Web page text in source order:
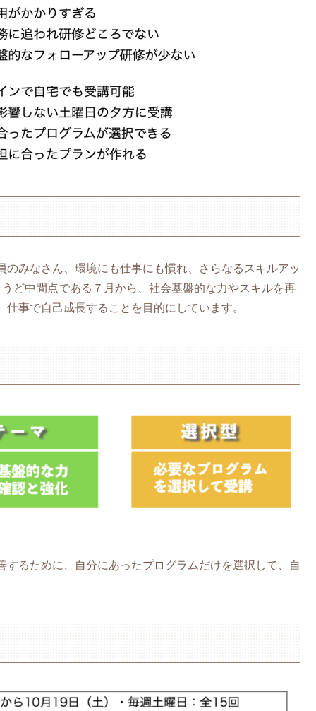
みなさん、環境にも仕事にも慣れ、さらなるスキルアッ
ど中間点である７月から、社会基盤的な力やスキルを再
事で自己成長することを目的にしています。
るために、自分にあったプログラムだけを選択して、自